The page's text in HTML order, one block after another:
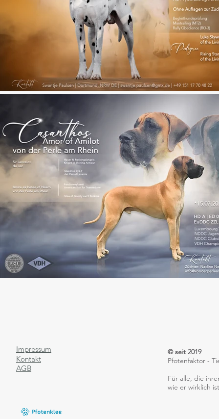
Impressum
Kontakt
AGB
© seit 2019
Pfotenfaktor -
​Für alle, die
wie er wirklich